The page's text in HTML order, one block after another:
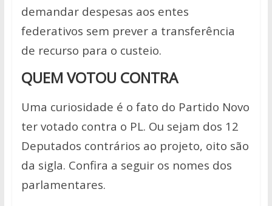
demandar despesas aos entes
federativos sem prever a transferência
de recurso para o custeio.
QUEM VOTOU CONTRA
Uma curiosidade é o fato do Partido Novo
ter votado contra o PL. Ou sejam dos 12
Deputados contrários ao projeto, oito são
da sigla. Confira a seguir os nomes dos
parlamentares.